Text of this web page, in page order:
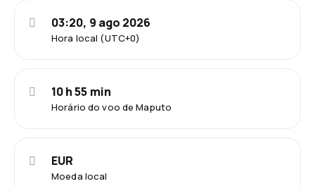
Hora local (UTC+0)
03:20, 9 ago 2026
Horário do voo de Maputo
10 h 55 min
Moeda local
EUR